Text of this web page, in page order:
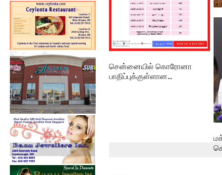
சென்னையில் கொரோனா
பாதிப்புக்குள்ளான...